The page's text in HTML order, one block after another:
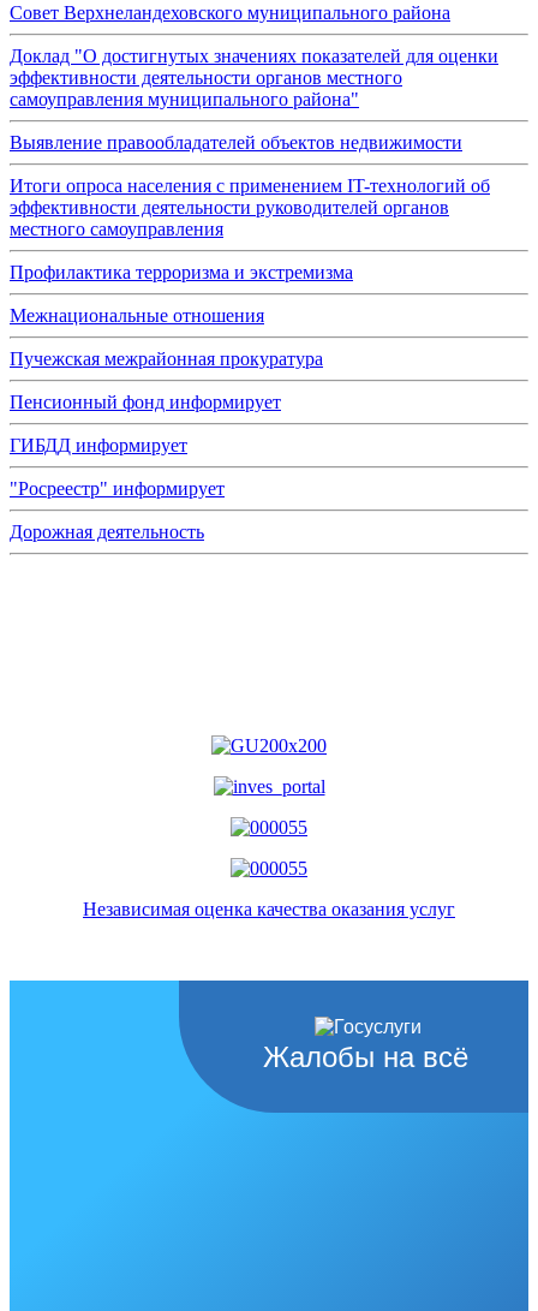
Совет Верхнеландеховского муниципального района
Доклад "О достигнутых значениях показателей для оценки
эффективности деятельности органов местного
самоуправления муниципального района"
Выявление правообладателей объектов недвижимости
Итоги опроса населения с применением IT-технологий об
эффективности деятельности руководителей органов
местного самоуправления
Профилактика терроризма и экстремизма
Межнациональные отношения
Пучежская межрайонная прокуратура
Пенсионный фонд информирует
ГИБДД информирует
"Росреестр" информирует
Дорожная деятельность
Независимая оценка качества оказания услуг
Жалобы на всё